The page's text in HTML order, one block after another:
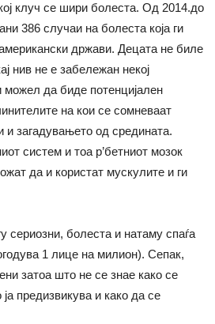
клуч се шири болеста. Од 2014.до
386 случаи на болеста која ги
држави. Децата не биле
нив не е забележан некој
можел да биде потенцијален
на кои се сомневаат
и загадувањето од средината.
систем и тоа р’бетниот мозок
да и користат мускулите и ги
сериозни, болеста и натаму спаѓа
1 лице на милион). Сепак,
затоа што не се знае како се
предизвикува и како да се